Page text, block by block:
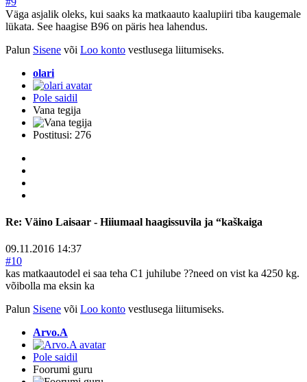
Väga asjalik oleks, kui saaks ka matkaauto kaalupiiri tiba kaugemale
lükata. See haagise B96 on päris hea lahendus.
Palun Sisene või Loo konto vestlusega liitumiseks.
olari
Pole saidil
Vana tegija
Postitusi: 276
Re: Väino Laisaar - Hiiumaal haagissuvila ja “kaškaiga
09.11.2016 14:37
#10
kas matkaautodel ei saa teha C1 juhilube ??need on vist ka 4250 kg.
võibolla ma eksin ka
Palun Sisene või Loo konto vestlusega liitumiseks.
Arvo.A
Pole saidil
Foorumi guru